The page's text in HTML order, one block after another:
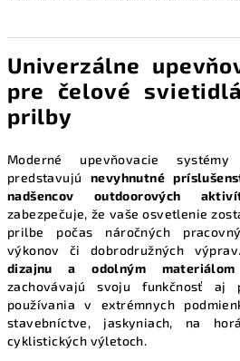
Univerzálne
pre čelové
prilby
Moderné upevňovacie
predstavujú nevyhnutné
nadšencov outdoorových
zabezpečuje, že vaše osvetlenie
prilbe počas náročných
výkonov či dobrodružných
dizajnu a odolným materiálom
zachovávajú svoju funkčnosť aj
používania v extrémnych
stavebníctve, jaskyniach, na
cyklistických výletoch.